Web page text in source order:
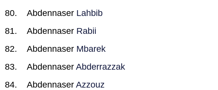
Abdennaser Lahbib
Abdennaser Rabii
Abdennaser Mbarek
Abdennaser Abderrazzak
Abdennaser Azzouz